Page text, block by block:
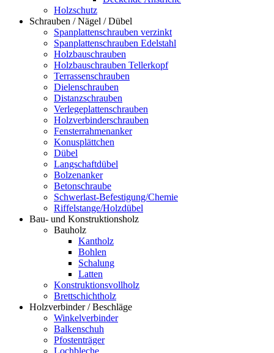
Holzschutz
Schrauben / Nägel / Dübel
Spanplattenschrauben verzinkt
Spanplattenschrauben Edelstahl
Holzbauschrauben
Holzbauschrauben Tellerkopf
Terrassenschrauben
Dielenschrauben
Distanzschrauben
Verlegeplattenschrauben
Holzverbinderschrauben
Fensterrahmenanker
Konusplättchen
Dübel
Langschaftdübel
Bolzenanker
Betonschraube
Schwerlast-Befestigung/Chemie
Riffelstange/Holzdübel
Bau- und Konstruktionsholz
Bauholz
Kantholz
Bohlen
Schalung
Latten
Konstruktionsvollholz
Brettschichtholz
Holzverbinder / Beschläge
Winkelverbinder
Balkenschuh
Pfostenträger
Lochbleche